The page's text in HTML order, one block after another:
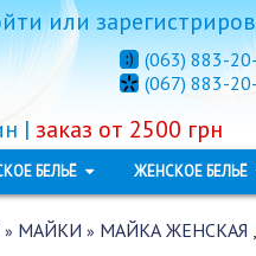
или
(063) 883-
(067) 883-
| заказ от 2500 грн
БЕЛЬЁ ЖЕНСКОЕ БЕЛЬЁ
» МАЙКИ » МАЙКА ЖЕНСКАЯ